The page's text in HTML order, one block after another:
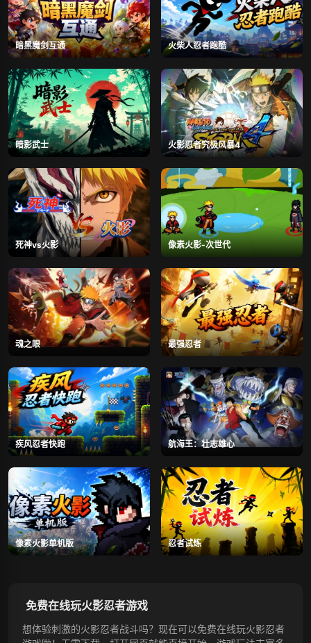
暗黑魔剑互通 火柴人忍者跑酷
暗影武士 火影忍者究极风暴4
死神vs火影 像素火影-次世代
魂之眼 最强忍者
疾风忍者快跑 航海王：壮志雄心
像素火影单机版 忍者试炼
免费在线玩火影忍者游戏
想体验刺激的火影忍者战斗吗？现在可以免费在线玩火影忍者